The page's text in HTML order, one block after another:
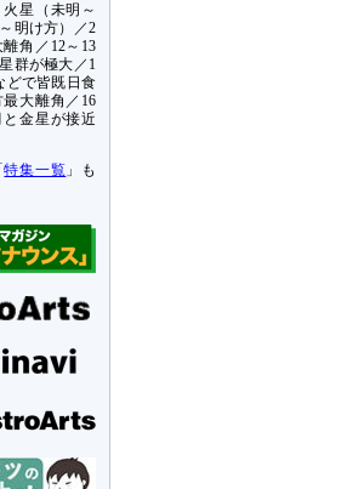
星（未明～
明け方）／2
角／12～13
群が極大／1
どで皆既日食
大離角／16
金星が接近
特集一覧 」も